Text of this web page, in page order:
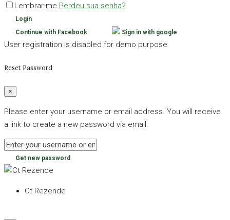
Lembrar-me Perdeu sua senha?
Login
Continue with Facebook
Sign in with google
User registration is disabled for demo purpose.
Reset Password
×
Please enter your username or email address. You will receive
a link to create a new password via email.
Get new password
Ct Rezende